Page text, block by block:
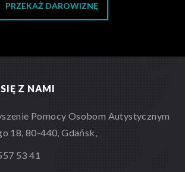
PRZEKAŻ DAROWIZNĘ
Z NAMI
Pomocy Osobom Autystycznym
18, 80-440, Gdańsk,
53 41